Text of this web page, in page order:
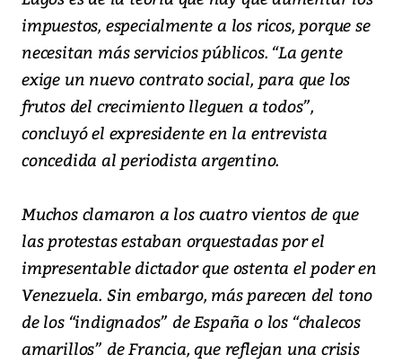
impuestos, especialmente a los ricos, porque se
necesitan más servicios públicos. “La gente
exige un nuevo contrato social, para que los
frutos del crecimiento lleguen a todos”,
concluyó el expresidente en la entrevista
concedida al periodista argentino.
Muchos clamaron a los cuatro vientos de que
las protestas estaban orquestadas por el
impresentable dictador que ostenta el poder en
Venezuela. Sin embargo, más parecen del tono
de los “indignados” de España o los “chalecos
amarillos” de Francia, que reflejan una crisis